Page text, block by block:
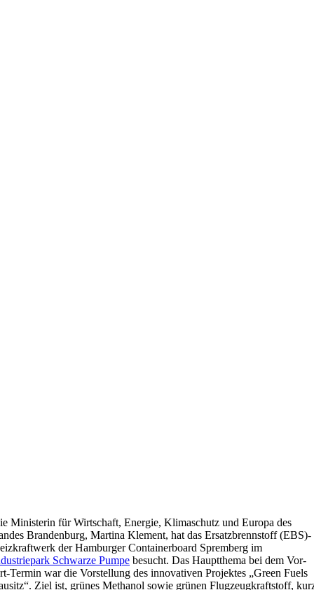
Ministerin für Wirtschaft, Energie, Klimaschutz und Europa des
Brandenburg, Martina Klement, hat das Ersatzbrennstoff (EBS)-
der Hamburger Containerboard Spremberg im
Schwarze Pumpe besucht. Das Hauptthema bei dem Vor-
Termin war die Vorstellung des innovativen Projektes „Green Fuels
Ziel ist, grünes Methanol sowie grünen Flugzeugkraftstoff,